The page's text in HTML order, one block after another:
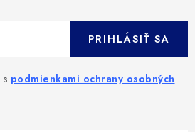
podmienkami ochrany osobných
PRIHLÁSIŤ SA